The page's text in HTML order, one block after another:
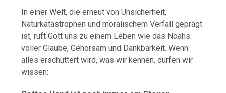
In einer Welt, die erneut von Unsicherheit,
Naturkatastrophen und moralischem Verfall geprägt
ist, ruft Gott uns zu einem Leben wie das Noahs:
voller Glaube, Gehorsam und Dankbarkeit. Wenn
alles erschüttert wird, was wir kennen, dürfen wir
wissen: